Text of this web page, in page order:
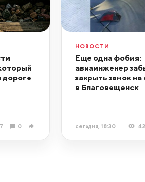
дороге
0
НОВОСТИ
Еще одна фобия:
авиаинженер
закрыть замок на
в Благовещенск
сегодня, 18:30